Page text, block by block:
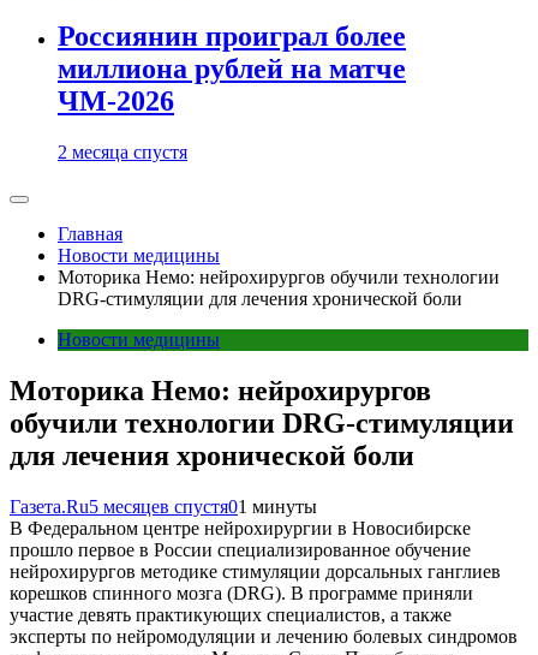
Россиянин проиграл более
миллиона рублей на матче
ЧМ-2026
2 месяца спустя
Главная
Новости медицины
Моторика Немо: нейрохирургов обучили технологии
DRG-стимуляции для лечения хронической боли
Новости медицины
Моторика Немо: нейрохирургов
обучили технологии DRG-стимуляции
для лечения хронической боли
Газета.Ru5 месяцев спустя01 минуты
В Федеральном центре нейрохирургии в Новосибирске
прошло первое в России специализированное обучение
нейрохирургов методике стимуляции дорсальных ганглиев
корешков спинного мозга (DRG). В программе приняли
участие девять практикующих специалистов, а также
эксперты по нейромодуляции и лечению болевых синдромов